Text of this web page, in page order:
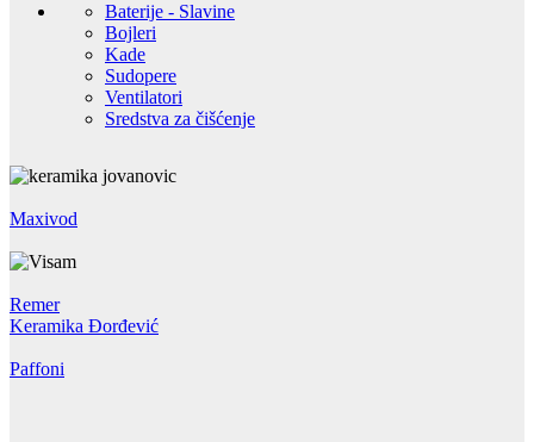
Baterije - Slavine
Bojleri
Kade
Sudopere
Ventilatori
Sredstva za čišćenje
Maxivod
Remer
Keramika Đorđević
Paffoni